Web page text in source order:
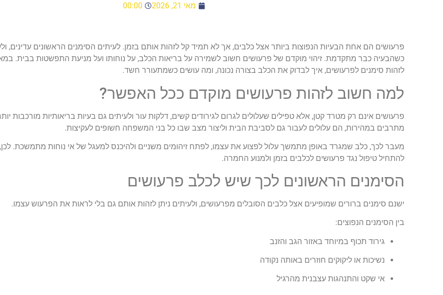
מאי 21, 2026 00:00
פרעושים הם אחת הבעיות הנפוצות ביותר אצל כלבים, אך לא תמיד קל לזהות אותם בזמן. לעיתים הסימנים הראשונים עדינים,
כשהבעיה כבר מתקדמת. זיהוי מוקדם של פרעושים חשוב לשמירה על בריאות הכלב, על נוחותו ועל מניעת התפשטות בבית.
לזהות סימנים לפרעושים, איך לבדוק את הכלב בצורה נכונה, ומה עושים כשמתעורר חשד.
למה חשוב לזהות פרעושים מוקדם ככל האפשר?
פרעושים אינם רק מטרד קטן, אלא טפילים שעלולים לגרום לגירודים קשים, דלקות עור ולעיתים גם בעיות בריאותיות מורכבות
מתרבים במהירות, הם עלולים לעבור גם לסביבת הבית וליצור מצב שבו כל בני המשפחה חשופים לעקיצות.
מעבר לכך, כלב שמגרד באופן מתמשך עלול לפצוע את עצמו, לפתח זיהומים משניים ולהיכנס למעגל של אי נוחות מתמשכת.
להתחיל טיפול נגד פרעושים לכלבים בזמן ולמנוע החמרה.
הסימנים הראשונים לכך שיש לכלב פרעושים
ישנם סימנים ברורים שמופיעים אצל כלבים הסובלים מפרעושים, ולעיתים ניתן לזהות אותם גם בלי לראות את הפרעוש עצמו.
בין הסימנים הנפוצים:
גירוד תכוף במיוחד באזור הגב והזנב
נשיכות או ליקוקים חוזרים באותה נקודה
אי שקט והתנהגות עצבנית מהרגיל